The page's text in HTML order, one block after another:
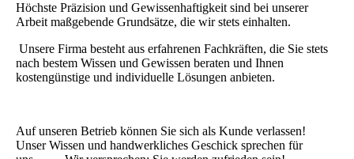
Höchste Präzision und Gewissenhaftigkeit sind bei unserer
Arbeit maßgebende Grundsätze, die wir stets einhalten.
Unsere Firma besteht aus erfahrenen Fachkräften, die Sie stets
nach bestem Wissen und Gewissen beraten und Ihnen
kostengünstige und individuelle Lösungen anbieten.
Auf unseren Betrieb können Sie sich als Kunde verlassen!
Unser Wissen und handwerkliches Geschick sprechen für